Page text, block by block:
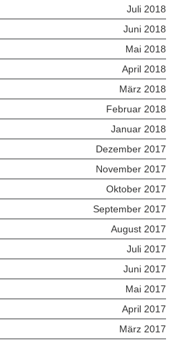
Juli 2018
Juni 2018
Mai 2018
April 2018
März 2018
Februar 2018
Januar 2018
Dezember 2017
November 2017
Oktober 2017
September 2017
August 2017
Juli 2017
Juni 2017
Mai 2017
April 2017
März 2017